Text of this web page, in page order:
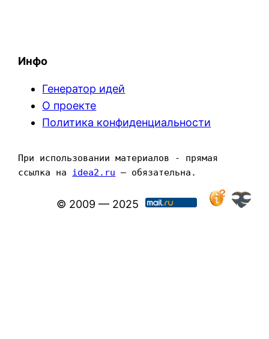
Инфо
Генератор идей
О проекте
Политика конфиденциальности
При использовании материалов - прямая
ссылка на idea2.ru — обязательна.
© 2009 — 2025